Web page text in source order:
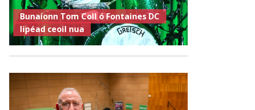
Bunaíonn Tom Coll ó Fontaines DC
lipéad ceoil nua